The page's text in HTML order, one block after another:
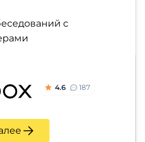
с
4.6 187